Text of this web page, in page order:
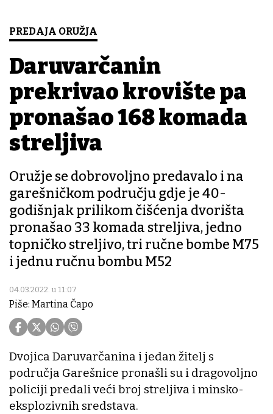
PREDAJA ORUŽJA
Daruvarčanin
prekrivao krovište pa
pronašao 168 komada
streljiva
Oružje se dobrovoljno predavalo i na
garešničkom području gdje je 40-
godišnjak prilikom čišćenja dvorišta
pronašao 33 komada streljiva, jedno
topničko streljivo, tri ručne bombe M75
i jednu ručnu bombu M52
04.03.2022. u 11:07
Piše: Martina Čapo
Dvojica Daruvarčanina i jedan žitelj s
područja Garešnice pronašli su i dragovoljno
policiji predali veći broj streljiva i minsko-
eksplozivnih sredstava.